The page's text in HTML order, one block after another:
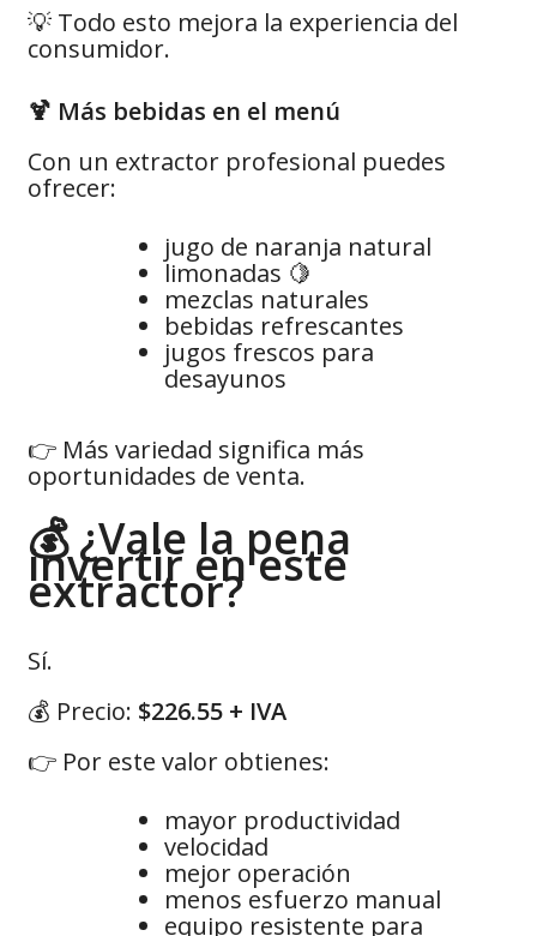
💡 Todo esto mejora la experiencia del
consumidor.
🍹 Más bebidas en el menú
Con un extractor profesional puedes
ofrecer:
jugo de naranja natural
limonadas 🍋
mezclas naturales
bebidas refrescantes
jugos frescos para
desayunos
👉 Más variedad significa más
oportunidades de venta.
💰 ¿Vale la pena
invertir en este
extractor?
Sí.
💰 Precio: $226.55 + IVA
👉 Por este valor obtienes:
mayor productividad
velocidad
mejor operación
menos esfuerzo manual
equipo resistente para